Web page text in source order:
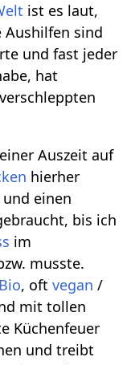
ist es laut,
Aushilfen sind
und fast jeder
hat
Auszeit auf
hierher
einen
bis ich
im
musste.
Bio, oftvegan /
mit tollen
Küchenfeuer
und treibt